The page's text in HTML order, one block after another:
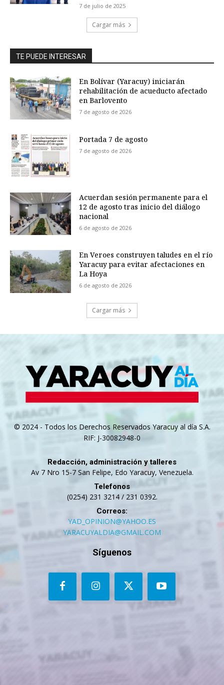
7 de julio de 2025
Cargar más
TE PUEDE INTERESAR
En Bolívar (Yaracuy) iniciarán
rehabilitación de acueducto afectado
en Barlovento
7 de agosto de 2026
Portada 7 de agosto
7 de agosto de 2026
Acuerdan sesión permanente para el
12 de agosto tras inicio del diálogo
nacional
6 de agosto de 2026
En Veroes construyen taludes en el río
Yaracuy para evitar afectaciones en
La Hoya
6 de agosto de 2026
Cargar más
© 2024 - Todos los Derechos Reservados Yaracuy al día S.A.
RIF: J-30082948-0
Redacción, administración y talleres
Av 7 Nro 15-7 San Felipe, Edo Yaracuy, Venezuela.
Telefonos
(0254) 231 3214 / 231 0392.
Correos:
YAD_OPINION@YAHOO.ES
YARACUYALDIA@GMAIL.COM
Síguenos